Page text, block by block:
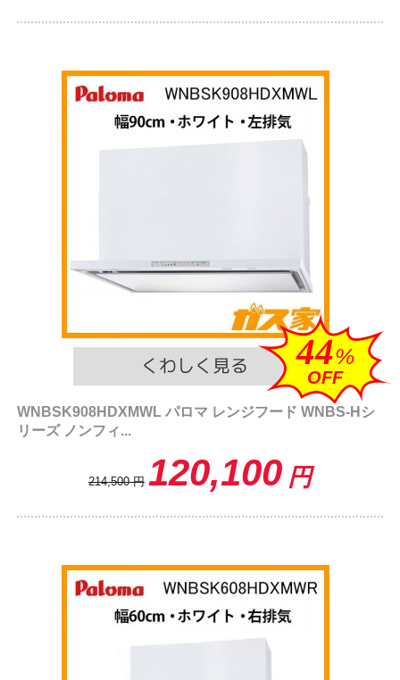
44%
OFF
WNBSK908HDXMWL パロマ レンジフード WNBS-Hシ
リーズ ノンフィ...
214,500 円 120,100 円